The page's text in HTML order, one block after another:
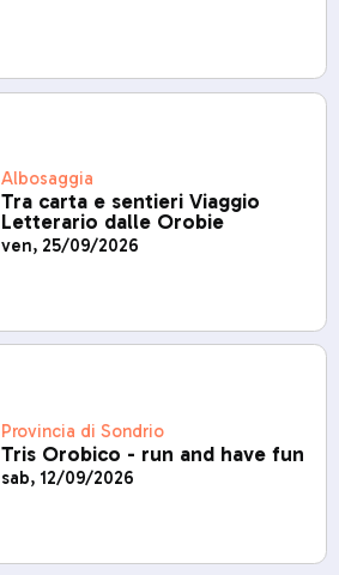
Albosaggia
Tra carta e sentieri Viaggio
Letterario dalle Orobie
ven, 25/09/2026
Provincia di Sondrio
Tris Orobico - run and have fun
sab, 12/09/2026